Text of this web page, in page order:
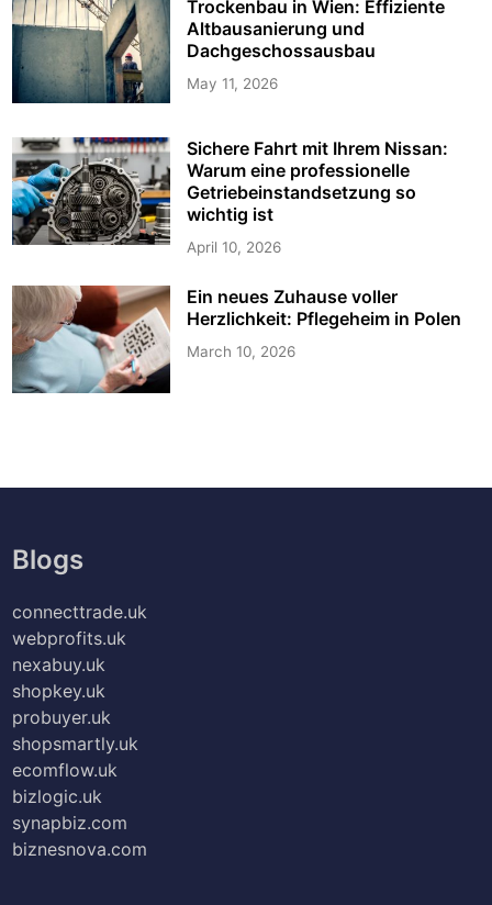
Trockenbau in Wien: Effiziente
Altbausanierung und
Dachgeschossausbau
May 11, 2026
Sichere Fahrt mit Ihrem Nissan:
Warum eine professionelle
Getriebeinstandsetzung so
wichtig ist
April 10, 2026
Ein neues Zuhause voller
Herzlichkeit: Pflegeheim in Polen
March 10, 2026
Blogs
connecttrade.uk
webprofits.uk
nexabuy.uk
shopkey.uk
probuyer.uk
shopsmartly.uk
ecomflow.uk
bizlogic.uk
synapbiz.com
biznesnova.com